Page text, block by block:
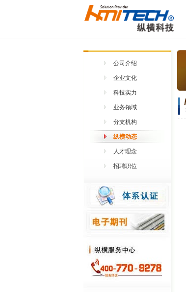
公司介绍
企业文化
科技实力
业务领域
分支机构
纵横动态
人才理念
招聘职位